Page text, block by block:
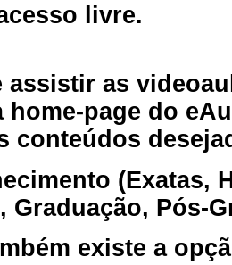
livre.
assistir as
page do
conteúdos
(Exatas,
Graduação, Pós-
existe a